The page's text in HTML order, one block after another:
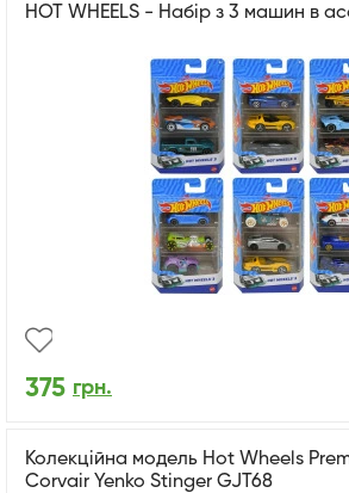
HOT WHEELS - Набір з 3 машин в
375 грн.
Колекційна модель Hot Wheels
Corvair Yenko Stinger GJT68